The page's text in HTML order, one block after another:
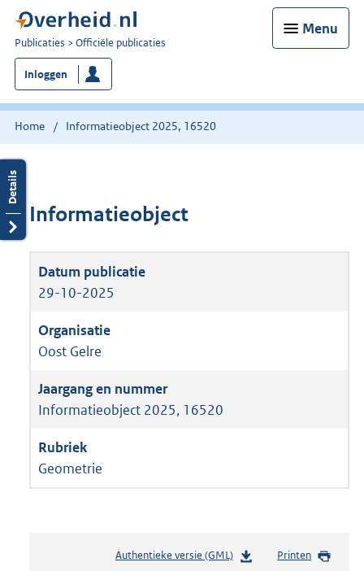
Menu
U
bent
nu
hier:
Publicaties Officiële publicaties
Inloggen
Home Informatieobject 2025, 16520
Informatieobject
29-10-2025
Oost Gelre
Informatieobject 2025, 16520
Geometrie
Authentieke versie (GML)b
Printen